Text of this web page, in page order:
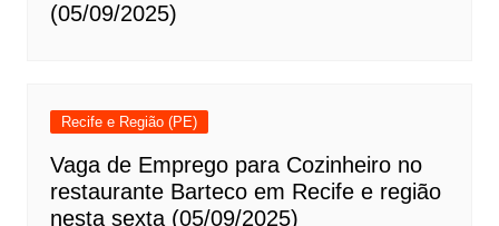
(05/09/2025)
Recife e Região (PE)
Vaga de Emprego para Cozinheiro no
restaurante Barteco em Recife e região
nesta sexta (05/09/2025)